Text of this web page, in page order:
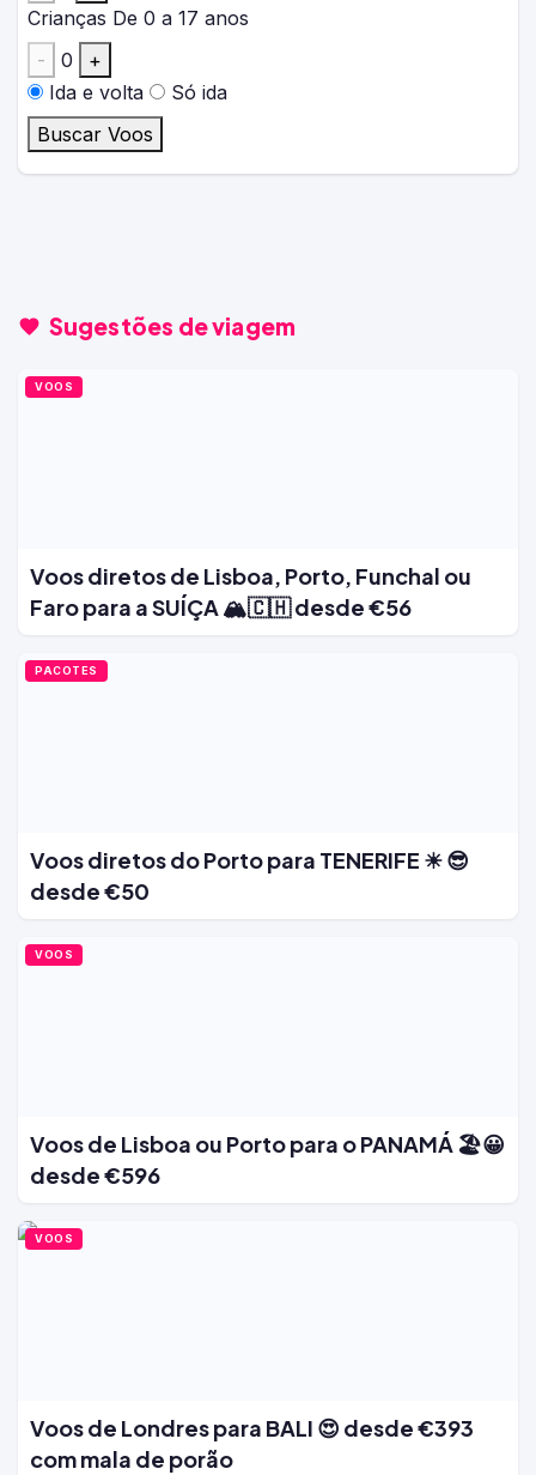
Crianças De 0 a 17 anos
-
0
+
Ida e volta
Só ida
Buscar Voos
Sugestões de viagem
VOOS
Voos diretos de Lisboa, Porto, Funchal ou
Faro para a SUÍÇA 🏔️🇨🇭 desde €56
PACOTES
Voos diretos do Porto para TENERIFE ☀ 😎
desde €50
VOOS
Voos de Lisboa ou Porto para o PANAMÁ 🏖️😀
desde €596
VOOS
Voos de Londres para BALI 😍 desde €393
com mala de porão